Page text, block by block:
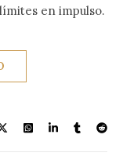
en impulso.